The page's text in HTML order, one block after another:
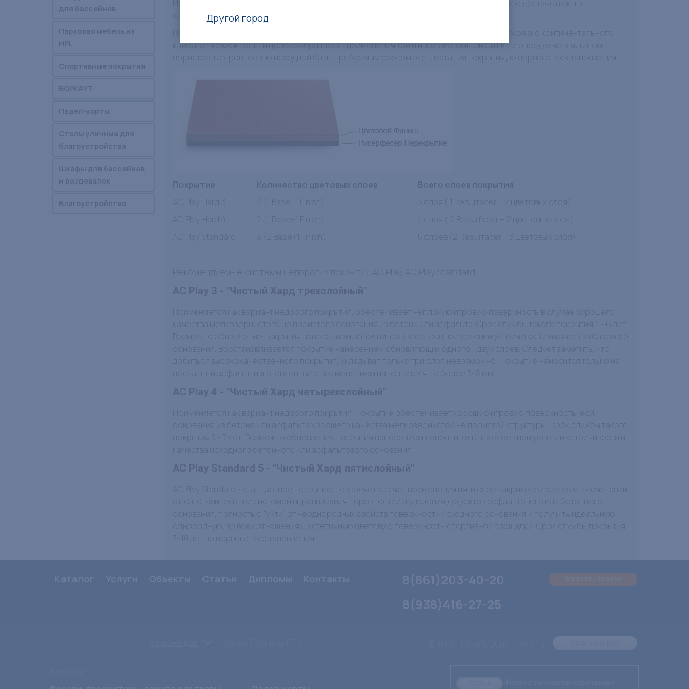
для бассейнов
Парковая мебель из
HPL
Спортивные покрытия
ВОРКАУТ
Падел-корты
Столы уличные для
благоустройства
Шкафы для бассейнов
и раздевалок
Благоустройство
Используется для тенниса, универсальных видов спорта. При изготовлении Харда можно достичь нужных
характеристик покрытия, варьируя количество слоев и составы.
Покрытие применяется как в залах, так и на открытых площадках, в том числе в условиях резко континентального
климата. Возможность и целесообразность применения той и иной системы Эй Си Плей определяется: типом,
пористостью, ровностью исходной базы, требуемым сроком эксплуатации покрытия до первого восстановления.
Покрытие Количество цветовых слоев
Всего слоев покрытия
AC Play Hard 3
2 (1 Base+1 Finish)
3 слоя ( 1 Resurfacer + 2 цветовых слоя)
AC Play Hard 4
2 (1 Base+1 Finish)
4 слоя ( 2 Resurfacer + 2 цветовых слоя)
AC Play Standard
3 (2 Base+1 Finish) 5 слоев (2 Resurfacer + 3 цветовых слоя)
Рекомендуемые системы недорогих покрытий AC Play, AC Play Standard
AC Play 3 - "Чистый Хард трехслойный"
Применяется как вариант недорого покрытия, обеспечивает неплохую игровую поверхность в случае хорошего
качества мелкозернистого не пористого основания из бетона или асфальта. Срок службы такого покрытия 4 - 6 лет.
Возможно обновление покрытия нанесением дополнительных слоев при условии устойчивости и качества базового
основания. Восстанавливается покрытие нанесением обновляющих одного - двух слоев. Следует заметить, что
добиться высококачественного покрытия, укладывая только три слоя невозможно. Покрытие наносится только на
песчанный асфальт, изготовленный с применением наполнителя не более 5-6 мм.
AC Play 4 - "Чистый Хард четырехслойный"
Применяется как вариант недорого покрытия. Покрытие обеспечивает хорошую игровую поверхность, если
основания из бетона или асфальта хорошего качества мелкозернистой не пористой структуры. Срок службы такого
покрытия 5 - 7 лет. Возможно обновление покрытия нанесением дополнительных слоев при условии устойчивости и
качества исходного бетонного или асфальтового основания .
AC Play Standard 5 - "Чистый Хард пятислойный"
AC Play Standard - стандартное покрытие, позволяет за счет применения пяти слоев акриловой системы в сочетании
с подготовительной системой выравнивания неровностей и удаления дефектов асфальтового или бетонного
основания, полностью "уйти" от неоднородных свойств поверхности исходного основания и получить идеальную
однородную, во всех отношениях, эстетичную цветовую поверхность спортивной площадки. Срок службы покрытия
7-10 лет до первого восстановления.
Каталог Услуги Объекты Статьи Дипломы Контакты
8(861)203-40-20
8(938)416-27-25
Заказать звонок
Другой город